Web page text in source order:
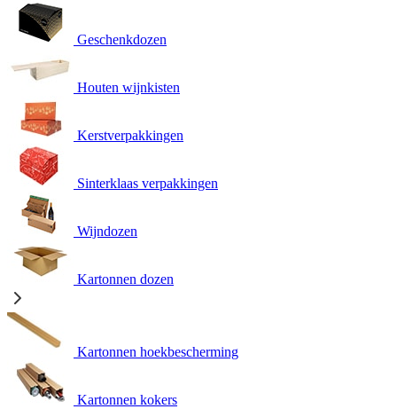
Geschenkdozen
Houten wijnkisten
Kerstverpakkingen
Sinterklaas verpakkingen
Wijndozen
Kartonnen dozen
Kartonnen hoekbescherming
Kartonnen kokers